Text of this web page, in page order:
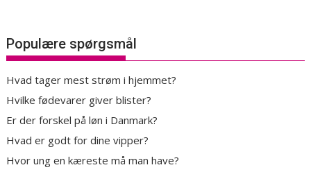
Populære spørgsmål
Hvad tager mest strøm i hjemmet?
Hvilke fødevarer giver blister?
Er der forskel på løn i Danmark?
Hvad er godt for dine vipper?
Hvor ung en kæreste må man have?